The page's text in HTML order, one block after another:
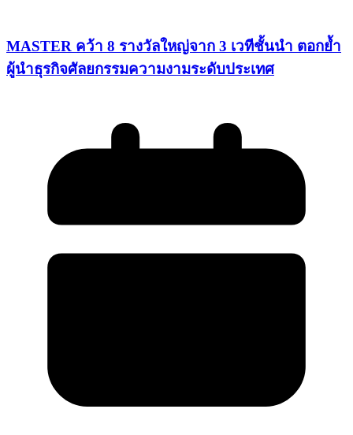
MASTER คว้า 8 รางวัลใหญ่จาก 3 เวทีชั้นนำ ตอกย้ำ
ผู้นำธุรกิจศัลยกรรมความงามระดับประเทศ